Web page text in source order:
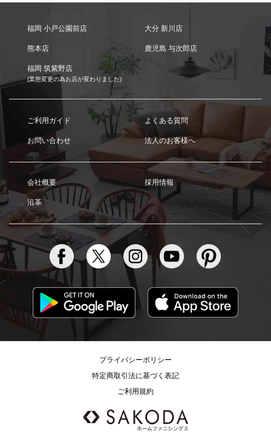
福岡 小戸公園前店 大分 新川店
熊本店 鹿児島 与次郎店
福岡 筑紫野店
(業態変更の為お店が変わりました)
ご利用ガイド よくある質問
お問い合わせ 法人のお客様へ
会社概要 採用情報
沿革
プライバシーポリシー
特定商取引法に基づく表記
ご利用規約